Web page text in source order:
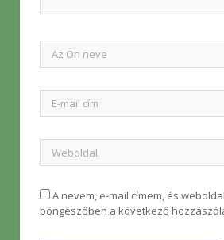
A nevem, e-mail címem, és
böngészőben a következő